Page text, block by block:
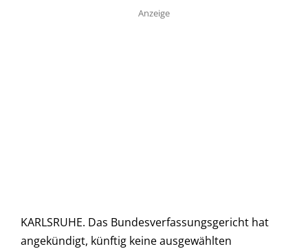
Anzeige
KARLSRUHE. Das Bundesverfassungsgericht hat
angekündigt, künftig keine ausgewählten